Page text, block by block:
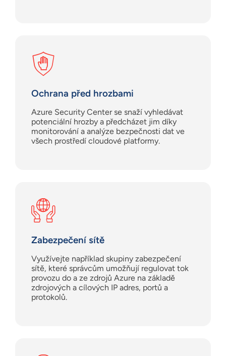
Ochrana před hrozbami
Azure Security Center se snaží vyhledávat
potenciální hrozby a předcházet jim díky
monitorování a analýze bezpečnosti dat ve
všech prostředí cloudové platformy.
Zabezpečení sítě
Využívejte například skupiny zabezpečení
sítě, které správcům umožňují regulovat tok
provozu do a ze zdrojů Azure na základě
zdrojových a cílových IP adres, portů a
protokolů.